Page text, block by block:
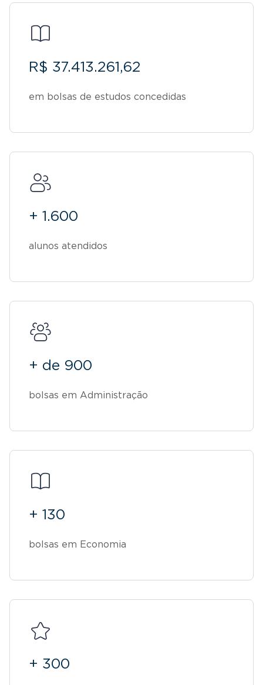
R$ 37.413.261,62
em bolsas de estudos concedidas
+ 1.600
alunos atendidos
+ de 900
bolsas em Administração
+ 130
bolsas em Economia
+ 300